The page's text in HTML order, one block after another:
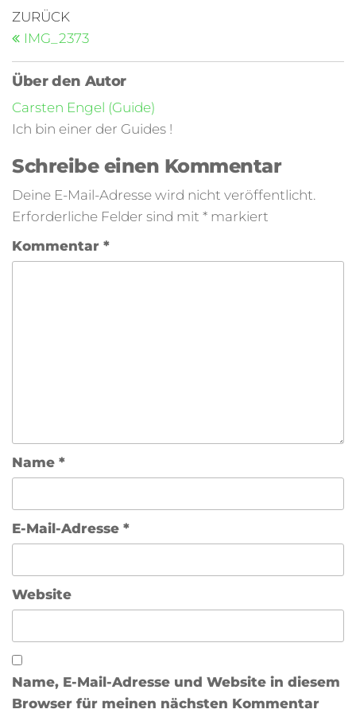
ZURÜCK
IMG_2373
Über den Autor
Carsten Engel (Guide)
Ich bin einer der Guides !
Schreibe einen Kommentar
Deine E-Mail-Adresse wird nicht veröffentlicht.
Erforderliche Felder sind mit * markiert
Kommentar *
Name *
E-Mail-Adresse *
Website
Name, E-Mail-Adresse und Website in diesem
Browser für meinen nächsten Kommentar